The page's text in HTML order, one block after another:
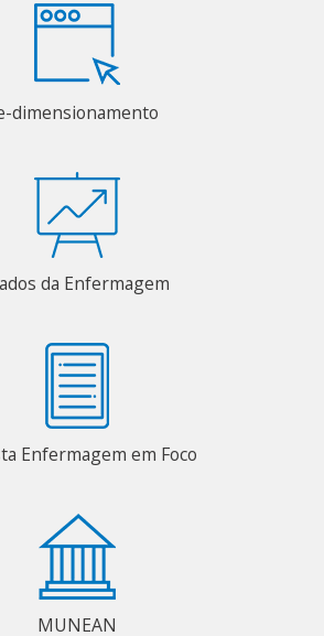
dimensionamento
da Enfermagem
Enfermagem em Foco
MUNEAN